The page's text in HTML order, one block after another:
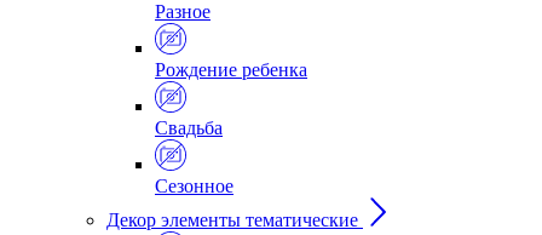
Разное
Рождение ребенка
Свадьба
Сезонное
Декор элементы тематические